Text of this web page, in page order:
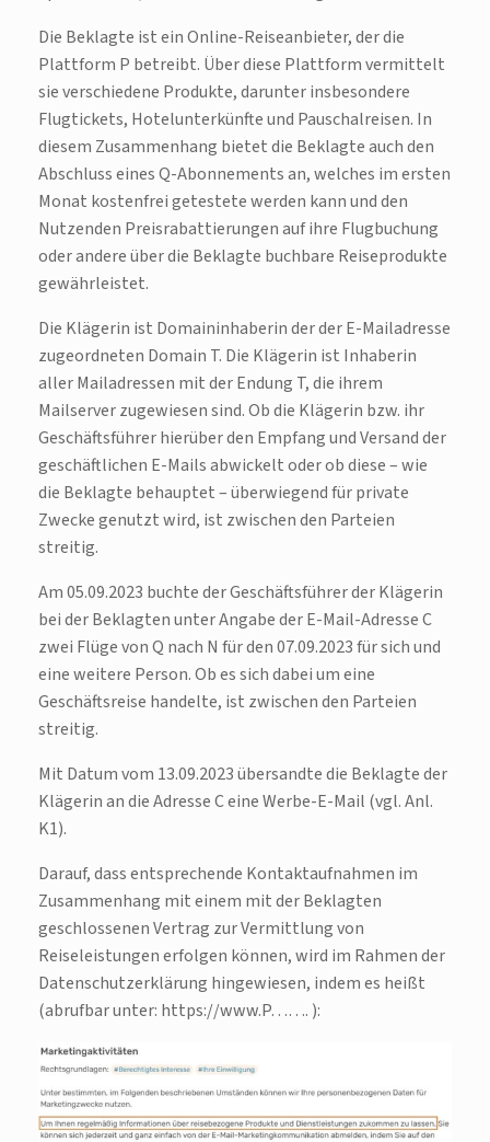
Die Beklagte ist ein Online-Reiseanbieter, der die
Plattform P betreibt. Über diese Plattform vermittelt
sie verschiedene Produkte, darunter insbesondere
Flugtickets, Hotelunterkünfte und Pauschalreisen. In
diesem Zusammenhang bietet die Beklagte auch den
Abschluss eines Q-Abonnements an, welches im ersten
Monat kostenfrei getestete werden kann und den
Nutzenden Preisrabattierungen auf ihre Flugbuchung
oder andere über die Beklagte buchbare Reiseprodukte
gewährleistet.
Die Klägerin ist Domaininhaberin der der E-Mailadresse
zugeordneten Domain T. Die Klägerin ist Inhaberin
aller Mailadressen mit der Endung T, die ihrem
Mailserver zugewiesen sind. Ob die Klägerin bzw. ihr
Geschäftsführer hierüber den Empfang und Versand der
geschäftlichen E-Mails abwickelt oder ob diese – wie
die Beklagte behauptet – überwiegend für private
Zwecke genutzt wird, ist zwischen den Parteien
streitig.
Am 05.09.2023 buchte der Geschäftsführer der Klägerin
bei der Beklagten unterAngabe der E-Mail-Adresse C
zwei Flüge von Q nach N für den 07.09.2023 für sich und
eine weitere Person. Ob es sich dabei um eine
Geschäftsreise handelte, ist zwischen den Parteien
streitig.
Mit Datum vom 13.09.2023 übersandte die Beklagte der
Klägerin an die Adresse C eine Werbe-E-Mail (vgl. Anl.
K1).
Darauf, dass entsprechende Kontaktaufnahmen im
Zusammenhang mit einem mit der Beklagten
geschlossenen Vertrag zur Vermittlung von
Reiseleistungen erfolgen können, wird im Rahmen der
Datenschutzerklärung hingewiesen, indem es heißt
(abrufbar unter: https://www.P……. ):